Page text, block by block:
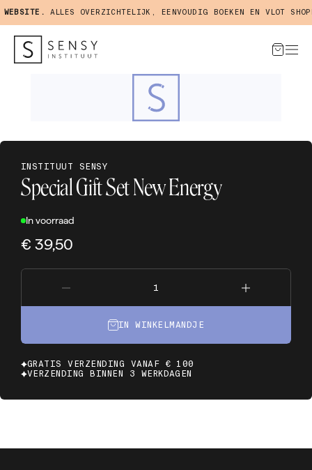
ALLES OVERZICHTELIJK, EENVOUDIG BOEKEN EN VLOT
INSTITUUT SENSY
Special Gift Set New Energy
In voorraad
€ 39,50
IN WINKELMANDJE
GRATIS VERZENDING VANAF € 100
VERZENDING BINNEN 3 WERKDAGEN